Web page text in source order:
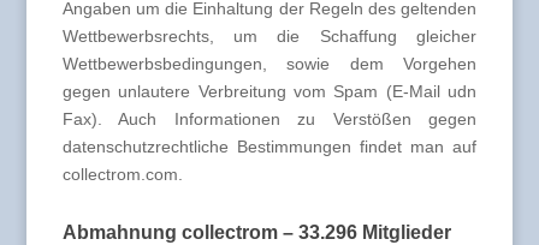
Angaben um die Einhaltung der Regeln des geltenden
Wettbewerbsrechts, um die Schaffung gleicher
Wettbewerbsbedingungen, sowie dem Vorgehen
gegen unlautere Verbreitung vom Spam (E-Mail udn
Fax). Auch Informationen zu Verstößen gegen
datenschutzrechtliche Bestimmungen findet man auf
collectrom.com.
Abmahnung collectrom – 33.296 Mitglieder